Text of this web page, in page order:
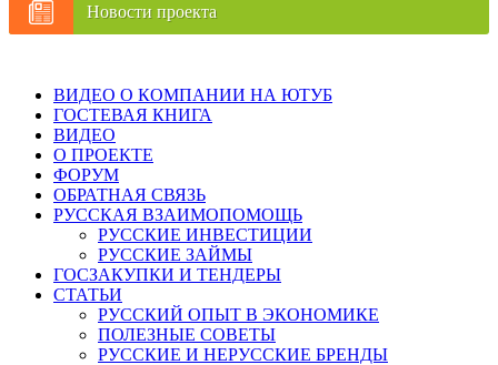
Новости проекта
ВИДЕО О КОМПАНИИ НА ЮТУБ
ГОСТЕВАЯ КНИГА
ВИДЕО
О ПРОЕКТЕ
ФОРУМ
ОБРАТНАЯ СВЯЗЬ
РУССКАЯ ВЗАИМОПОМОЩЬ
РУССКИЕ ИНВЕСТИЦИИ
РУССКИЕ ЗАЙМЫ
ГОСЗАКУПКИ И ТЕНДЕРЫ
СТАТЬИ
РУССКИЙ ОПЫТ В ЭКОНОМИКЕ
ПОЛЕЗНЫЕ СОВЕТЫ
РУССКИЕ И НЕРУССКИЕ БРЕНДЫ